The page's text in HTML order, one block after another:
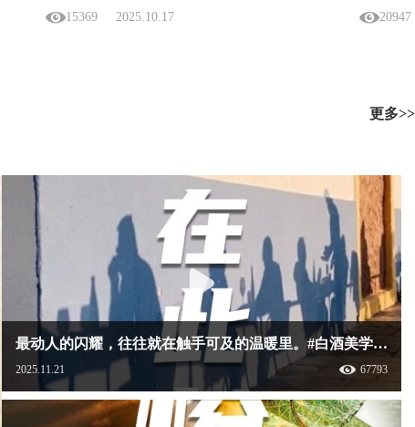
15369 2025.10.17 20947
更多>>
最动人的闪耀，往往就在触手可及的温暖里。#白酒美学盛典 #白酒美学 #白酒 #牛栏山 #牛碧桶
2025.11.21 67793